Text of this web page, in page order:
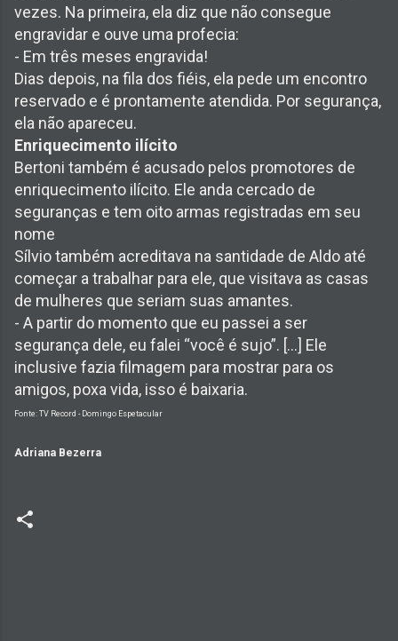
vezes. Na primeira, ela diz que não consegue
engravidar e ouve uma profecia:
- Em três meses engravida!
Dias depois, na fila dos fiéis, ela pede um encontro
reservado e é prontamente atendida. Por segurança,
ela não apareceu.
Enriquecimento ilícito
Bertoni também é acusado pelos promotores de
enriquecimento ilícito. Ele anda cercado de
seguranças e tem oito armas registradas em seu
nome
Sílvio também acreditava na santidade de Aldo até
começar a trabalhar para ele, que visitava as casas
de mulheres que seriam suas amantes.
- A partir do momento que eu passei a ser
segurança dele, eu falei “você é sujo”. [...] Ele
inclusive fazia filmagem para mostrar para os
amigos, poxa vida, isso é baixaria.
Fonte: TV Record - Domingo Espetacular
Adriana Bezerra